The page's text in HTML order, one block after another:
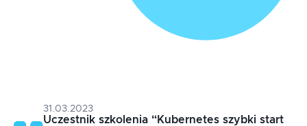
31.03.2023
Uczestnik szkolenia “Kubernetes szybki start